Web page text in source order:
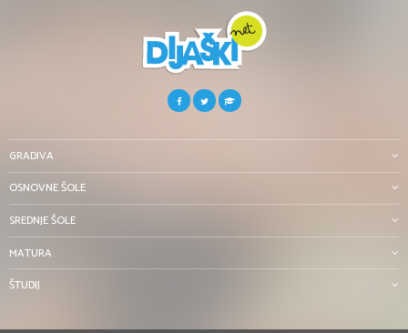
GRADIVA
OSNOVNE ŠOLE
SREDNJE ŠOLE
MATURA
ŠTUDIJ